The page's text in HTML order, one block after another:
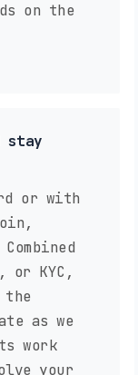
on the
stay
or with
or KYC,
the
as we
work
your